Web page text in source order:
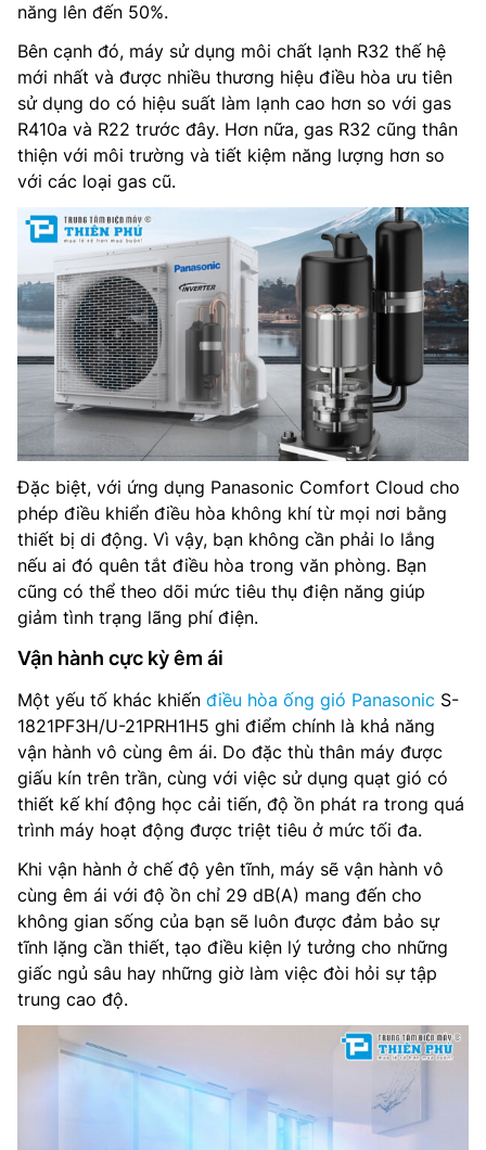
năng lên đến 50%.
Bên cạnh đó, máy sử dụng môi chất lạnh R32 thế hệ
mới nhất và được nhiều thương hiệu điều hòa ưu tiên
sử dụng do có hiệu suất làm lạnh cao hơn so với gas
R410a và R22 trước đây. Hơn nữa, gas R32 cũng thân
thiện với môi trường và tiết kiệm năng lượng hơn so
với các loại gas cũ.
Đặc biệt, với ứng dụng Panasonic Comfort Cloud cho
phép điều khiển điều hòa không khí từ mọi nơi bằng
thiết bị di động. Vì vậy, bạn không cần phải lo lắng
nếu ai đó quên tắt điều hòa trong văn phòng. Bạn
cũng có thể theo dõi mức tiêu thụ điện năng giúp
giảm tình trạng lãng phí điện.
Vận hành cực kỳ êm ái
Một yếu tố khác khiến điều hòa ống gió Panasonic S-
1821PF3H/U-21PRH1H5 ghi điểm chính là khả năng
vận hành vô cùng êm ái. Do đặc thù thân máy được
giấu kín trên trần, cùng với việc sử dụng quạt gió có
thiết kế khí động học cải tiến, độ ồn phát ra trong quá
trình máy hoạt động được triệt tiêu ở mức tối đa.
Khi vận hành ở chế độ yên tĩnh, máy sẽ vận hành vô
cùng êm ái với độ ồn chỉ 29 dB(A) mang đến cho
không gian sống của bạn sẽ luôn được đảm bảo sự
tĩnh lặng cần thiết, tạo điều kiện lý tưởng cho những
giấc ngủ sâu hay những giờ làm việc đòi hỏi sự tập
trung cao độ.